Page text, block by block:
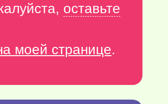
оставьте
моей странице.